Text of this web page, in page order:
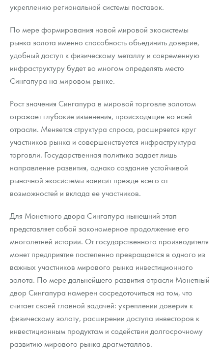
укреплению региональной системы поставок.
По мере формирования новой мировой экосистемы
рынка золота именно способность объединить доверие,
удобный доступ к физическому металлу и современную
инфраструктуру будет во многом определять место
Сингапура на мировом рынке.
Рост значения Сингапура в мировой торговле золотом
отражает глубокие изменения, происходящие во всей
отрасли. Меняется структура спроса, расширяется круг
участников рынка и совершенствуется инфраструктура
торговли. Государственная политика задает лишь
направление развития, однако создание устойчивой
рыночной экосистемы зависит прежде всего от
возможностей и вклада ее участников.
Для Монетного двора Сингапура нынешний этап
представляет собой закономерное продолжение его
многолетней истории. От государственного производителя
монет предприятие постепенно превращается в одного из
важных участников мирового рынка инвестиционного
золота. По мере дальнейшего развития отрасли Монетный
двор Сингапура намерен сосредоточиться на том, что
считает своей главной задачей: укреплении доверия к
физическому золоту, расширении доступа инвесторов к
инвестиционным продуктам и содействии долгосрочному
развитию мирового рынка драгметаллов.